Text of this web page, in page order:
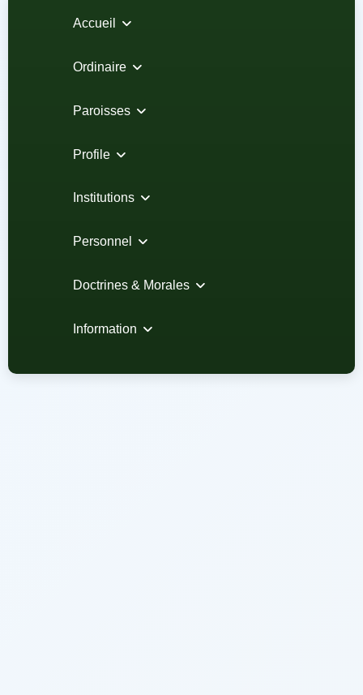
Accueil
Ordinaire
Paroisses
Profile
Institutions
Personnel
Doctrines & Morales
Information